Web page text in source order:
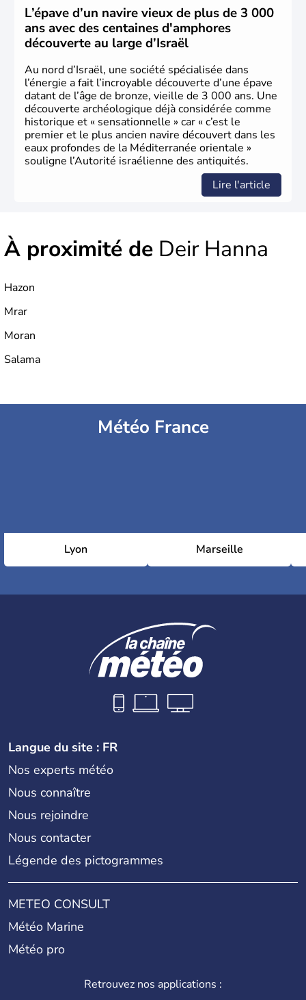
L’épave d’un navire vieux de plus de 3 000
ans avec des centaines d'amphores
découverte au large d’Israël
Au nord d’Israël, une société spécialisée dans
l’énergie a fait l’incroyable découverte d’une épave
datant de l’âge de bronze, vieille de 3 000 ans. Une
découverte archéologique déjà considérée comme
historique et « sensationnelle » car « c’est le
premier et le plus ancien navire découvert dans les
eaux profondes de la Méditerranée orientale »
souligne l’Autorité israélienne des antiquités.
Lire l'article
À proximité de Deir Hanna
Hazon
Mrar
Moran
Salama
Météo France
Lyon Marseille
Langue du site : FR
Nos experts météo
Nous connaître
Nous rejoindre
Nous contacter
Légende des pictogrammes
METEO CONSULT
Météo Marine
Météo pro
Retrouvez nos applications :